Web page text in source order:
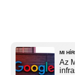
MI
Az